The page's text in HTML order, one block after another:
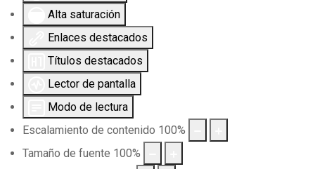
Alta saturación
Enlaces destacados
Títulos destacados
Lector de pantalla
Modo de lectura
Escalamiento de contenido 100%
Tamaño de fuente 100%